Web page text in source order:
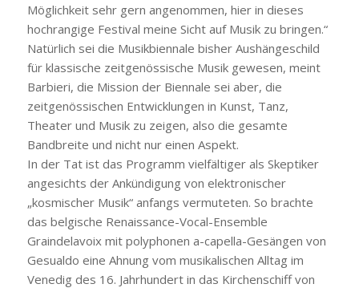
Möglichkeit sehr gern angenommen, hier in dieses
hochrangige Festival meine Sicht auf Musik zu bringen.“
Natürlich sei die Musikbiennale bisher Aushängeschild
für klassische zeitgenössische Musik gewesen, meint
Barbieri, die Mission der Biennale sei aber, die
zeitgenössischen Entwicklungen in Kunst, Tanz,
Theater und Musik zu zeigen, also die gesamte
Bandbreite und nicht nur einen Aspekt.
In der Tat ist das Programm vielfältiger als Skeptiker
angesichts der Ankündigung von elektronischer
„kosmischer Musik“ anfangs vermuteten. So brachte
das belgische Renaissance-Vocal-Ensemble
Graindelavoix mit polyphonen a-capella-Gesängen von
Gesualdo eine Ahnung vom musikalischen Alltag im
Venedig des 16. Jahrhundert in das Kirchenschiff von